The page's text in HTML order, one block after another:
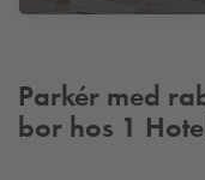
Parkér med
bor hos 1